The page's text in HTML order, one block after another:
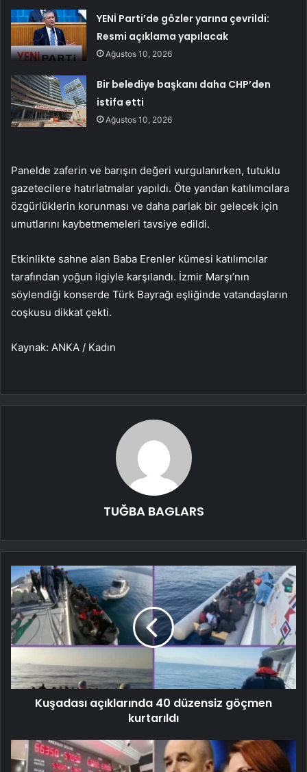
YENİ Parti’de gözler yarına çevrildi:
Resmi açıklama yapılacak
Ağustos 10, 2026
Bir belediye başkanı daha CHP’den
istifa etti
Ağustos 10, 2026
Panelde zaferin ve barışın değeri vurgulanırken, tutuklu
gazetecilere hatırlatmalar yapıldı. Öte yandan katılımcılara
özgürlüklerin korunması ve daha parlak bir gelecek için
umutlarını kaybetmemeleri tavsiye edildi.
Etkinlikte sahne alan Baba Erenler kümesi katılımcılar
tarafından yoğun ilgiyle karşılandı. İzmir Marşı’nın
söylendiği konserde Türk Bayrağı eşliğinde vatandaşların
coşkusu dikkat çekti.
Kaynak: ANKA / Kadın
TUĞBA BAGLARS
Kuşadası açıklarında 40 düzensiz göçmen
kurtarıldı